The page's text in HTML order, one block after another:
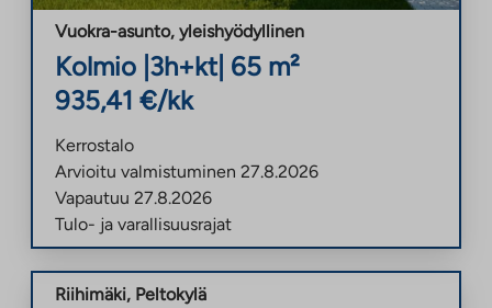
Vuokra-asunto, yleishyödyllinen
Kolmio 3h+kt| 65 m²
935,41 €/kk
Kerrostalo
Arvioitu valmistuminen 27.8.2026
Vapautuu 27.8.2026
Tulo- ja varallisuusrajat
Riihimäki, Peltokylä